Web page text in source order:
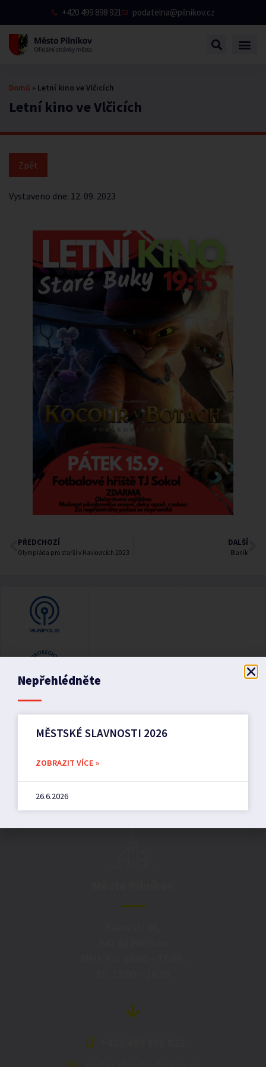
+420 499 898 921 podatelna@pilnikov.cz
Letní kino ve Vlčicích
Domů » Letní kino ve Vlčicích
Vystaveno dne: 12. 09. 2023
PŘEDCHOZÍ
Olympiáda pro starší v Havlovicích 2023
DALŠÍ
Blaník
Nepřehlédněte
MĚSTSKÉ SLAVNOSTI 2026
ZOBRAZIT VÍCE »
26.6.2026